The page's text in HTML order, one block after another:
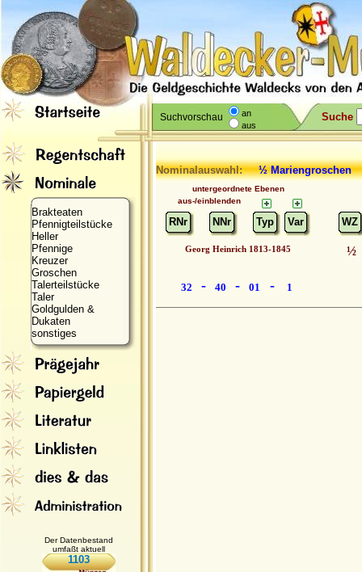
Suchvorschau
an
aus
Suche
Brakteaten
Pfennigteilstücke
Heller
Pfennige
Kreuzer
Groschen
Talerteilstücke
Taler
Goldgulden &
Dukaten
sonstiges
Der Datenbestand
umfaßt aktuell
1103
Nominalauswahl:½
untergeordnete Ebenen
aus-/einblenden
RNr NNr Typ Var WZ
Georg Heinrich 1813-1845
32 - 40 - 01 - 1
½